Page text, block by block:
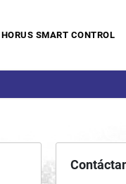
HORUS SMART CONTROL